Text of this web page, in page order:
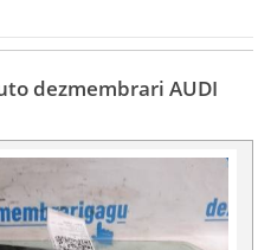
dezmembrari AUDI